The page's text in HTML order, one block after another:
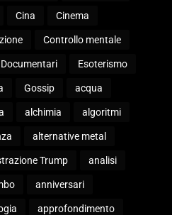
Cina Cinema
Controllo mentale
Documentari Esoterismo
Gossip acqua
alchimia algoritmi
alternative metal
Trump analisi
anniversari
approfondimento